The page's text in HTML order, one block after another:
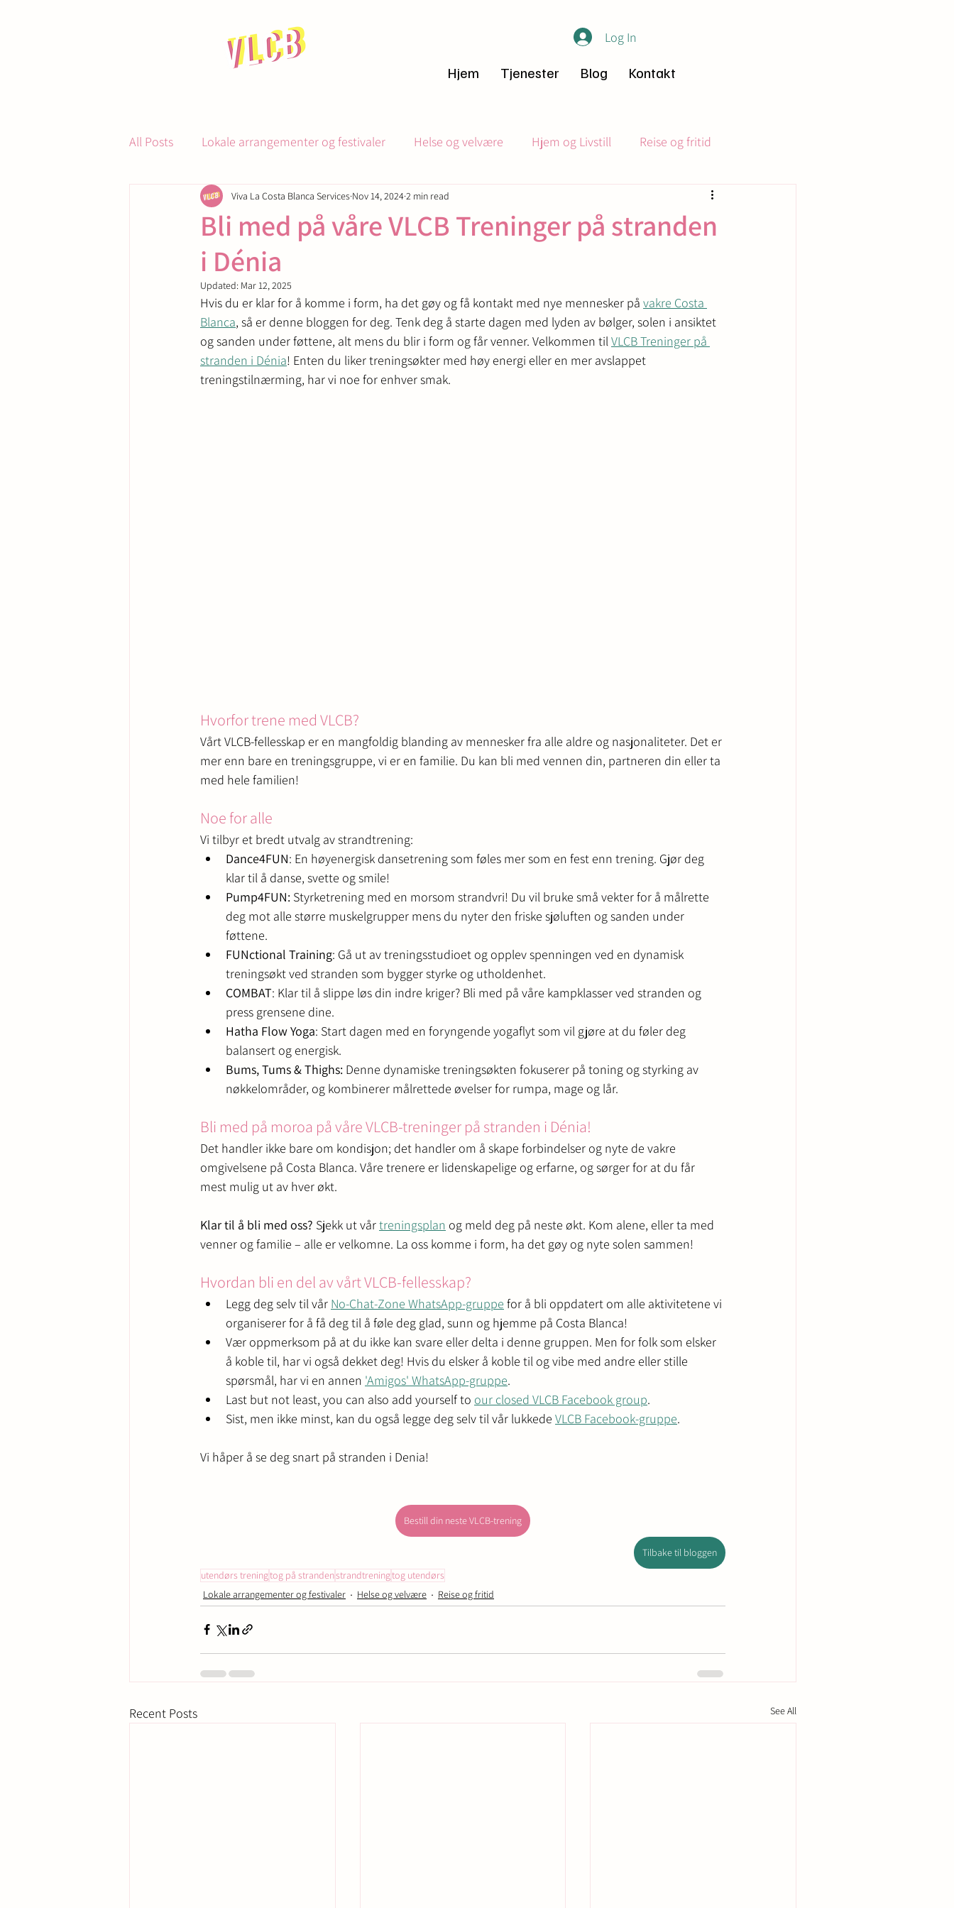
Log In
Hjem Tjenester Blog Kontakt
All Posts Lokale arrangementer og festivaler Helse og velvære Hjem og Livstill Reise og fritid
Gastronomi og servering Fellesskap Flytting og Expat tips
Bli med på våre VLCB Treninger på stranden
i Dénia
Viva La Costa Blanca Services Nov 14, 20242 min read
Updated: Mar 12, 2025
Hvis du er klar for å komme i form, ha det gøy og få kontakt med nye mennesker på vakre Costa
Blanca, så er denne bloggen for deg. Tenk deg å starte dagen med lyden av bølger, solen i ansiktet
og sanden under føttene, alt mens du blir i form og får venner. Velkommen til VLCB Treninger på
stranden i Dénia! Enten du liker treningsøkter med høy energi eller en mer avslappet
treningstilnærming, har vi noe for enhver smak.
Hvorfor trene med VLCB?
Vårt VLCB-fellesskap er en mangfoldig blanding av mennesker fra alle aldre og nasjonaliteter. Det er
mer enn bare en treningsgruppe, vi er en familie. Du kan bli med vennen din, partneren din eller ta
med hele familien!
Noe for alle
Vi tilbyr et bredt utvalg av strandtrening:
Dance4FUN: En høyenergisk dansetrening som føles mer som en fest enn trening. Gjør deg
klar til å danse, svette og smile!
Pump4FUN: Styrketrening med en morsom strandvri! Du vil bruke små vekter for å målrette
deg mot alle større muskelgrupper mens du nyter den friske sjøluften og sanden under
føttene.
FUNctional Training: Gå ut av treningsstudioet og opplev spenningen ved en dynamisk
treningsøkt ved stranden som bygger styrke og utholdenhet.
COMBAT: Klar til å slippe løs din indre kriger? Bli med på våre kampklasser ved stranden og
press grensene dine.
Hatha Flow Yoga: Start dagen med en foryngende yogaflyt som vil gjøre at du føler deg
balansert og energisk.
Bums, Tums & Thighs: Denne dynamiske treningsøkten fokuserer på toning og styrking av
nøkkelområder, og kombinerer målrettede øvelser for rumpa, mage og lår.
Bli med på moroa på våre VLCB-treninger på stranden i Dénia!
Det handler ikke bare om kondisjon; det handler om å skape forbindelser og nyte de vakre
omgivelsene på Costa Blanca. Våre trenere er lidenskapelige og erfarne, og sørger for at du får
mest mulig ut av hver økt.
Klar til å bli med oss? Sjekk ut vår treningsplan og meld deg på neste økt. Kom alene, eller ta med
venner og familie – alle er velkomne. La oss komme i form, ha det gøy og nyte solen sammen!
Hvordan bli en del av vårt VLCB-fellesskap?
Legg deg selv til vår No-Chat-Zone WhatsApp-gruppe for å bli oppdatert om alle aktivitetene vi
organiserer for å få deg til å føle deg glad, sunn og hjemme på Costa Blanca!
Vær oppmerksom på at du ikke kan svare eller delta i denne gruppen. Men for folk som elsker
å koble til, har vi også dekket deg! Hvis du elsker å koble til og vibe med andre eller stille
spørsmål, har vi en annen 'Amigos' WhatsApp-gruppe.
Last but not least, you can also add yourself to our closed VLCB Facebook group.
Sist, men ikke minst, kan du også legge deg selv til vår lukkede VLCB Facebook-gruppe.
Vi håper å se deg snart på stranden i Denia!
Bestill din neste VLCB-trening
Tilbake til bloggen
utendørs treningtog på strandenstrandtreningtog utendørs
Lokale arrangementer og festivaler
Helse og velvære Reise og fritid
Recent Posts See All